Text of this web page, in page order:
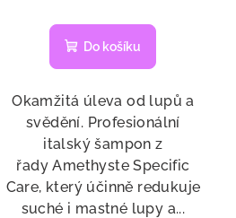
Do košíku
Okamžitá úleva od lupů a
svědění. Profesionální
italský šampon z
řady Amethyste Specific
Care, který účinně redukuje
suché i mastné lupy a...